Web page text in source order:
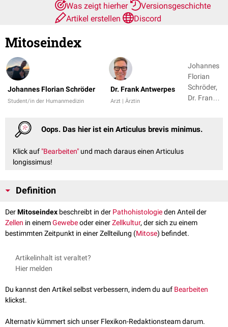
Was zeigt hierher
Versionsgeschichte
Artikel erstellen
Discord
Mitoseindex
Johannes Florian Schröder
Student/in der Humanmedizin
Dr. Frank Antwerpes
Arzt | Ärztin
Johannes
Florian
Schröder,
Dr. Frank
Oops. Das hier ist ein Articulus brevis minimus.
Klick auf "Bearbeiten" und mach daraus einen Articulus
longissimus!
Definition
DerMitoseindex beschreibt in der Pathohistologieden Anteil der
Zellen in einemGewebeoder einerZellkultur, der sich zu einem
bestimmten Zeitpunkt in einer Zellteilung (Mitose) befindet.
Artikelinhalt ist veraltet?
Hier melden
Du kannst den Artikel selbst verbessern, indem du auf Bearbeiten
klickst.
Alternativ kümmert sich unser Flexikon-Redaktionsteam darum.